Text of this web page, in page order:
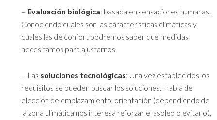
– Evaluación biológica: basada en sensaciones humanas.
Conociendo cuales son las características climáticas y
cuales las de confort podremos saber que medidas
necesitamos para ajustarnos.
– Las soluciones tecnológicas: Una vez establecidos los
requisitos se pueden buscar los soluciones. Habla de
elección de emplazamiento, orientación (dependiendo de
la zona climática nos interesa reforzar el asoleo o evitarlo),